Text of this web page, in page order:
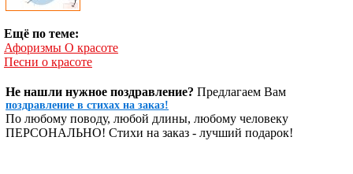
Ещё по теме:
Афоризмы О красоте
Песни о красоте
Не нашли нужное поздравление? Предлагаем Вам
поздравление в стихах на заказ!
По любому поводу, любой длины, любому человеку
ПЕРСОНАЛЬНО! Стихи на заказ - лучший подарок!